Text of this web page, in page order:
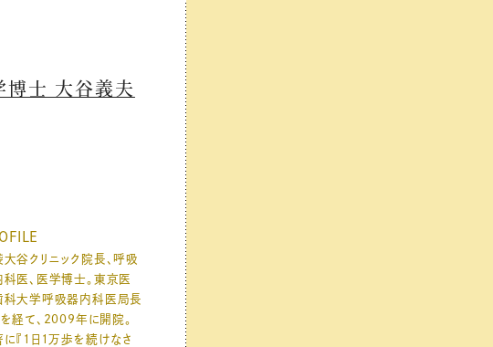
士 大谷義夫
谷クリニック院長、呼吸
科医、医学博士。東京医
科大学呼吸器内科医局長
を経て、2009年に開院。
に『1日1万歩を続けなさ